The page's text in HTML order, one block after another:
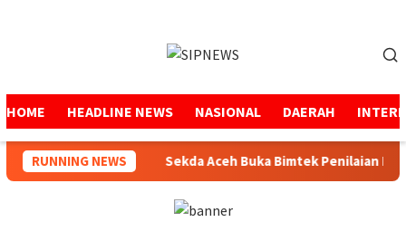
HOME HEADLINE NEWS NASIONAL DAERAH
RUNNING NEWS
dan BBM Sekda Aceh Buka Bimtek Penilaian